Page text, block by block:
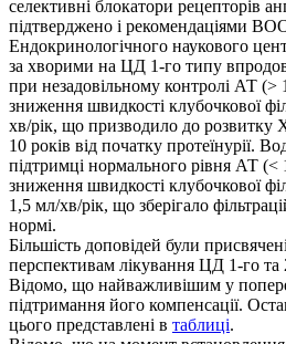
селективні блокатори рецепторів
підтверджено і рекомендаціями
Ендокринологічного наукового
за хворими на ЦД 1-го типу
при незадовільному контролі АТ (>
зниження швидкості клубочкової
хв/рік, що призводило до розвитку
10 років від початку протеїнурії.
підтримці нормального рівня АТ
зниження швидкості клубочкової
1,5 мл/хв/рік, що зберігало
нормі.
Більшість доповідей були
перспективам лікування ЦД 1-го та
Відомо, що найважливішим у
підтримання його компенсації.
цього представлені в таблиці.